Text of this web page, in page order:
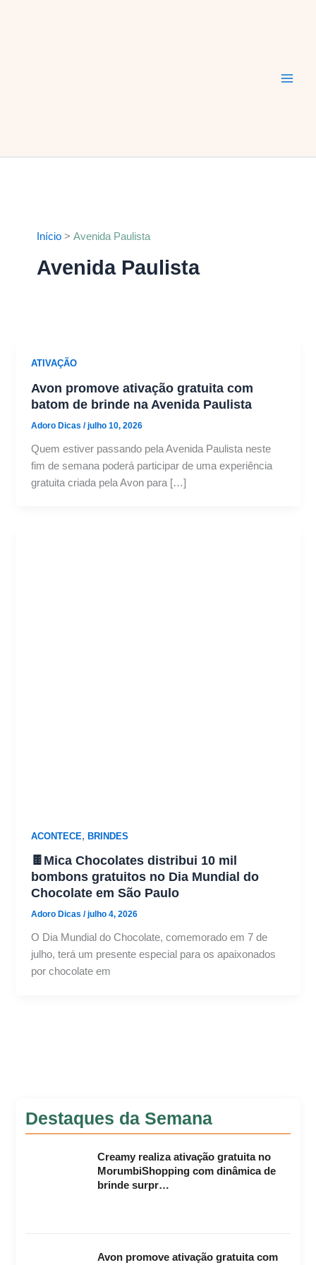
Início Avenida Paulista
Avenida Paulista
ATIVAÇÃO
Avon promove ativação gratuita com
batom de brinde na Avenida Paulista
Adoro Dicas/julho 10, 2026
Quem estiver passando pela Avenida Paulista neste
fim de semana poderá participar de uma experiência
gratuita criada pela Avon para […]
ACONTECE,BRINDES
🍫Mica Chocolates distribui 10 mil
bombons gratuitos no Dia Mundial do
Chocolate em São Paulo
Adoro Dicas/julho 4, 2026
O Dia Mundial do Chocolate, comemorado em 7 de
julho, terá um presente especial para os apaixonados
por chocolate em
Destaques da Semana
Creamy realiza ativação gratuita no
MorumbiShopping com dinâmica de
brinde surpr…
Avon promove ativação gratuita com